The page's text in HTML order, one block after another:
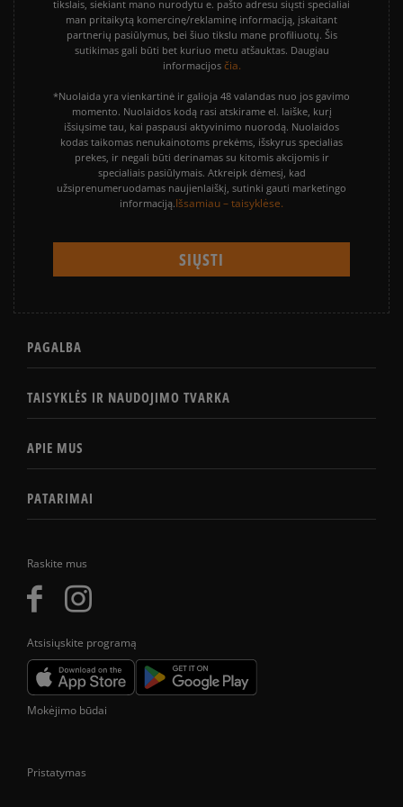
Raskite mus
Atsisiųskite programą
tikslais, siekiant mano nurodytu e. pašto adresu siųsti specialiai
man pritaikytą komercinę/reklaminę informaciją, įskaitant
partnerių pasiūlymus, bei šiuo tikslu mane profiliuotų. Šis
sutikimas gali būti bet kuriuo metu atšauktas. Daugiau
informacijos čia.
*Nuolaida yra vienkartinė ir galioja 48 valandas nuo jos gavimo
momento. Nuolaidos kodą rasi atskirame el. laiške, kurį
išsiųsime tau, kai paspausi aktyvinimo nuorodą. Nuolaidos
kodas taikomas nenukainotoms prekėms, išskyrus specialias
prekes, ir negali būti derinamas su kitomis akcijomis ir
specialiais pasiūlymais. Atkreipk dėmesį, kad
užsiprenumeruodamas naujienlaiškį, sutinki gauti marketingo
informaciją.Išsamiau – taisyklėse.
PAGALBA
TAISYKLĖS IR NAUDOJIMO TVARKA
APIE MUS
PATARIMAI
Mokėjimo būdai
Pristatymas